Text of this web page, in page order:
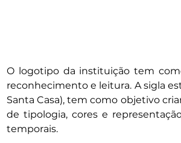
O logotipo da instituição tem
reconhecimento e leitura. A sigla
Santa Casa), tem como objetivo
de tipologia, cores e
temporais.